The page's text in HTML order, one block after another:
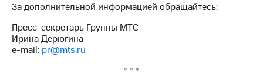
Рынок
акций
Описание
Программа
За дополнительной информацией обращайтесь:
Пресс-секретарь Группы МТС
Ирина Дерюгина
e-mail: pr@mts.ru
* * *